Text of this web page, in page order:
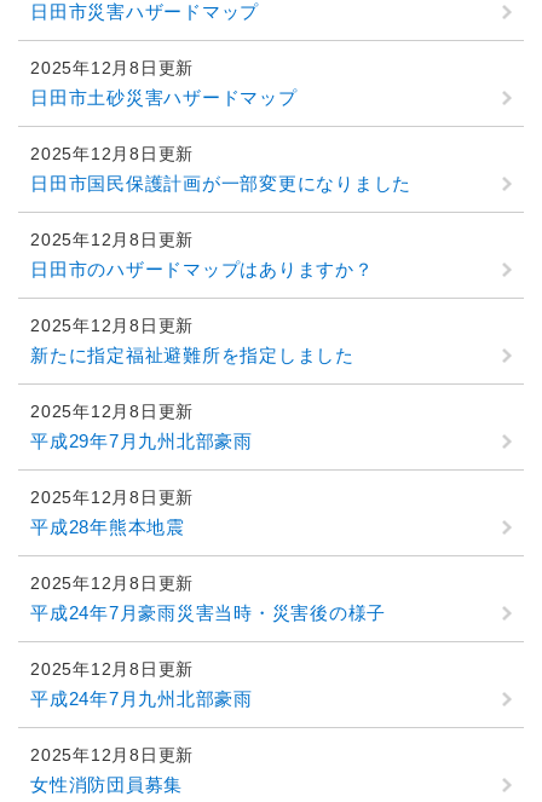
日田市災害ハザードマップ
2025年12月8日更新
日田市土砂災害ハザードマップ
2025年12月8日更新
日田市国民保護計画が一部変更になりました
2025年12月8日更新
日田市のハザードマップはありますか？
2025年12月8日更新
新たに指定福祉避難所を指定しました
2025年12月8日更新
平成29年7月九州北部豪雨
2025年12月8日更新
平成28年熊本地震
2025年12月8日更新
平成24年7月豪雨災害当時・災害後の様子
2025年12月8日更新
平成24年7月九州北部豪雨
2025年12月8日更新
女性消防団員募集